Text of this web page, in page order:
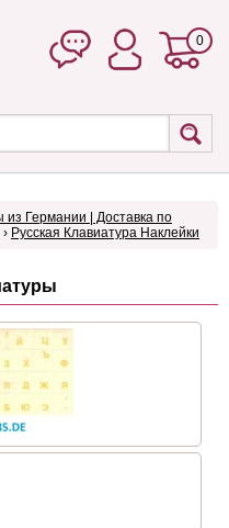
0
из Германии | Доставка по
› Русская Клавиатура Наклейки